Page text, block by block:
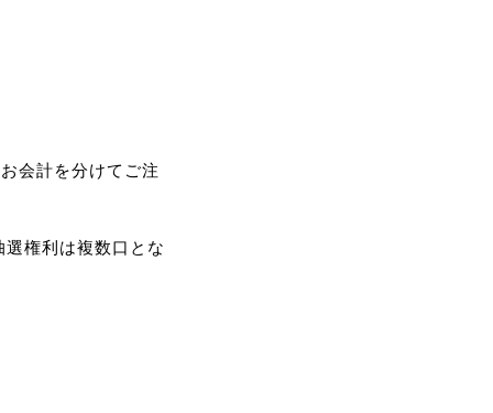
会計を分けてご注
権利は複数口とな